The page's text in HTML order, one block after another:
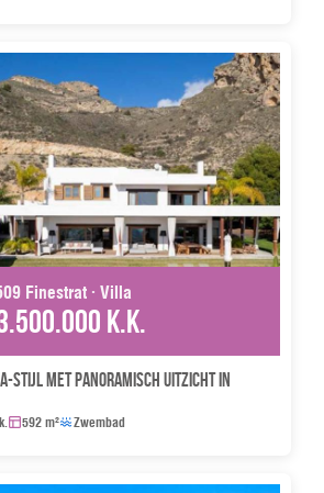
Finestrat · Villa
k.k.
stijl met panoramisch uitzicht in
592 m² Zwembad